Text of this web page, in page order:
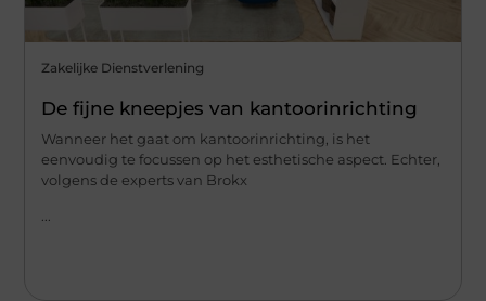
Zakelijke Dienstverlening
De fijne kneepjes van kantoorinrichting
Wanneer het gaat om kantoorinrichting, is het
eenvoudig te focussen op het esthetische aspect. Echter,
volgens de experts van Brokx